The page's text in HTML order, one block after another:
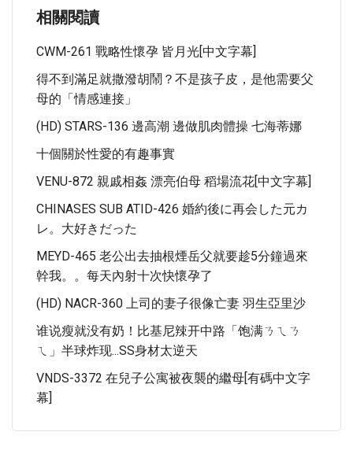
相關閱讀
CWM-261 戰略性懷孕 皆月光[中文字幕]
得不到滿足就撒潑胡鬧？不是孩子皮，是他需要父
母的「情感連接」
(HD) STARS-136 邊高潮 邊做肌肉體操 七海蒂娜
十個關於性愛的有趣事實
VENU-872 親戚相姦 漂亮伯母 稻場流花[中文字幕]
CHINASES SUB ATID-426 婚約後に再会した元カ
レ。大好きだった
MEYD-465 老公出去抽根煙岳父就要趁5分鐘過來
幹我。。每天內射十次快懷孕了
(HD) NACR-360 上司的妻子很像亡妻 羽生亞里沙
谁说瘦就没有奶！比基尼辣开中路「饱满ㄋㄟㄋ
ㄟ」半球炸现...SS身材太逆天
VNDS-3372 在兒子公寓被夜襲的繼母[有碼中文字
幕]